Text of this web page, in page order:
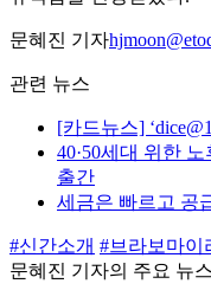
문혜진 기자
관련 뉴스
[카드뉴스]
40·50세대 위한
출간
세금은 빠르고 공
#신간소개 #브라보마이
문혜진 기자의 주요 뉴스